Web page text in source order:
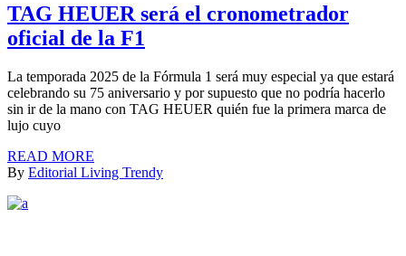
TAG HEUER será el cronometrador
oficial de la F1
La temporada 2025 de la Fórmula 1 será muy especial ya que estará
celebrando su 75 aniversario y por supuesto que no podría hacerlo
sin ir de la mano con TAG HEUER quién fue la primera marca de
lujo cuyo
READ MORE
By Editorial Living Trendy